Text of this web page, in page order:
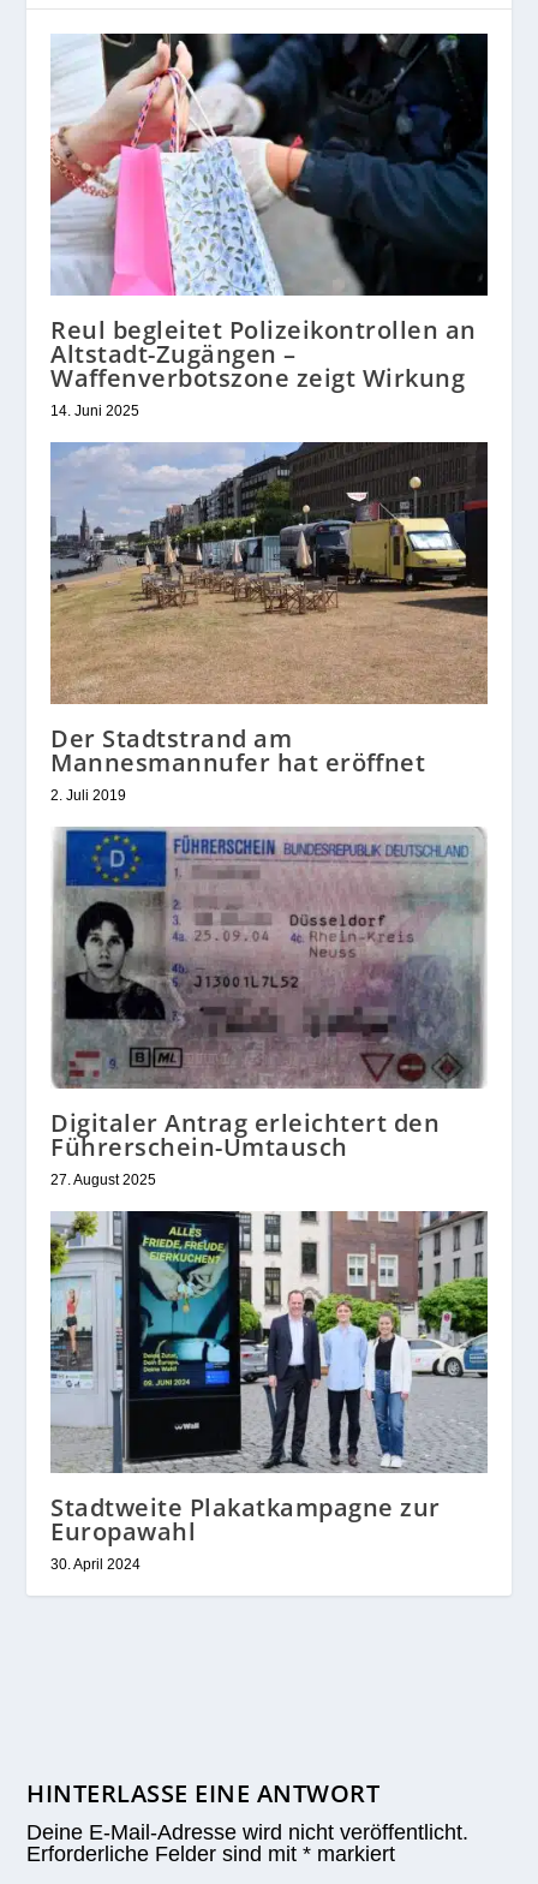
Reul begleitet Polizeikontrollen an
Altstadt-Zugängen –
Waffenverbotszone zeigt Wirkung
14. Juni 2025
Der Stadtstrand am
Mannesmannufer hat eröffnet
2. Juli 2019
Digitaler Antrag erleichtert den
Führerschein-Umtausch
27. August 2025
Stadtweite Plakatkampagne zur
Europawahl
30. April 2024
HINTERLASSE EINE ANTWORT
Deine E-Mail-Adresse wird nicht veröffentlicht.
Erforderliche Felder sind mit* markiert